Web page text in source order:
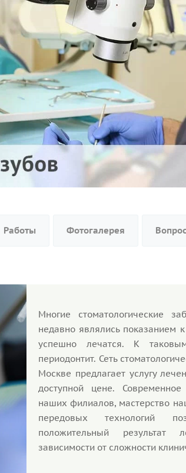
Работы Фотогалерея
Многие стоматологические
недавно являлись показанием
успешно лечатся. К
периодонтит. Сеть
Москве предлагает услугу
доступной цене.
наших филиалов, мастерство
передовых технологий
положительный результат
зависимости от сложности